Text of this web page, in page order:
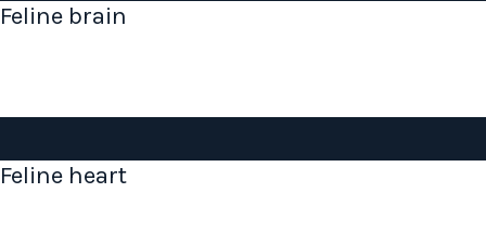
Feline brain
Feline heart